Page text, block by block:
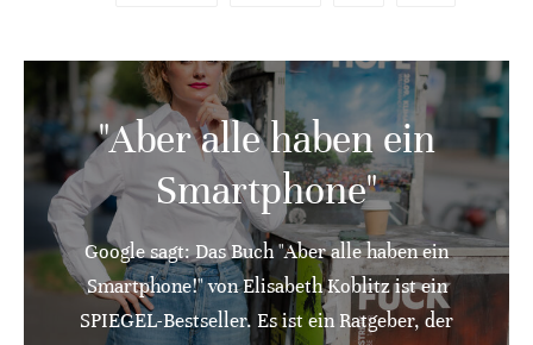
"Aber alle haben ein
Smartphone"
Google sagt: Das Buch "Aber alle haben ein
Smartphone!" von Elisabeth Koblitz ist ein
SPIEGEL-Bestseller. Es ist ein Ratgeber, der